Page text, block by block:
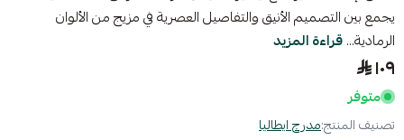
يجمع بين التصميم الأنيق والتفاصيل العصرية في مزيج من الألوان
الرمادية...قراءة المزيد
١٠٩
متوفر
تصنيف المنتج:مدرج ايطاليا